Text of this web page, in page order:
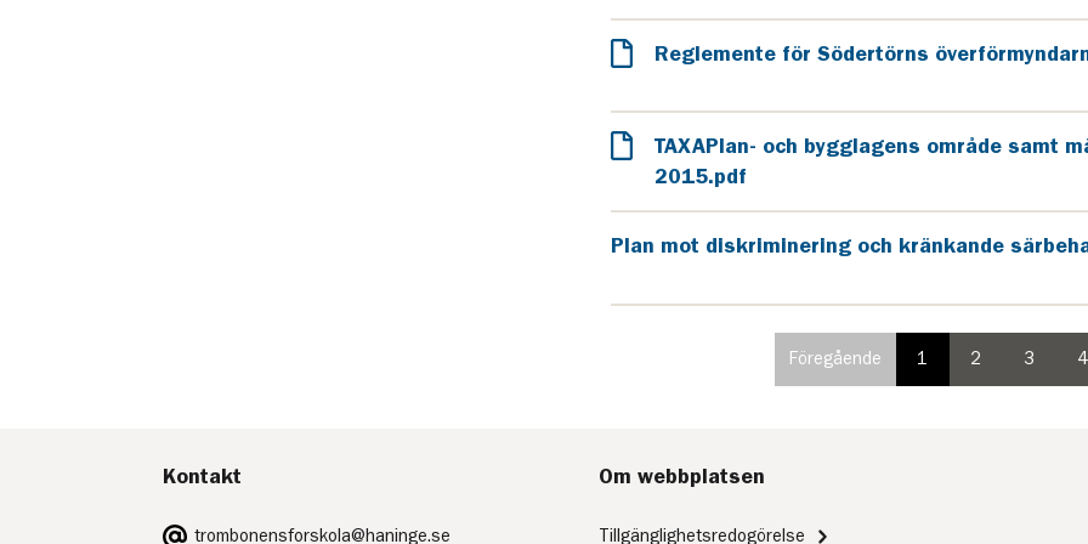
Reglemente för Södertörns
TAXAPlan- och bygglagens område samt
2015.pdf
Plan mot diskriminering och kränkande
Föregående
sida
i
paginering
sida
1
paginering
sida
2
sida
3 4
Kontakt
E-
trombonensforskola@haninge.se
Om webbplatsen
Tillgänglighetsredogörelse